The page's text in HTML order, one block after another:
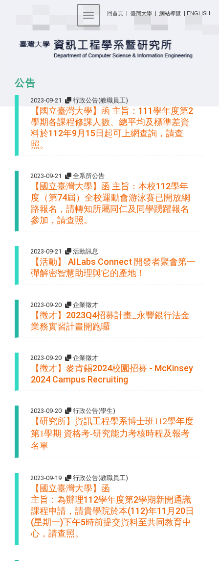
回首頁 | 臺灣大學 | 網站導覽 | ENGLISH
Toggle navigation
公告
2023-09-21 行政公告(教職員工)
【國立臺灣大學】函 主旨：​111學年度第2
學期各課程修課人數、總平均及標準差資
料於112年9月15日起可上網查詢，請查
照。
2023-09-21 全系所公告
【國立臺灣大學】函 主旨：​本校112學年
度（第74屆）全校運動會游泳賽已開放網
路報名，請轉知所屬同仁及同學踴躍報名
參加，請查照。
2023-09-21 活動訊息
【活動】 AILabs Connect 開發者聚會第一
彈解密智慧助理與它的產地！
2023-09-20 企業徵才
【徵才】2023Q4招募計畫_永豐銀行法金
業務實習計畫開跑囉
2023-09-20 企業徵才
【徵才】麥肯錫2024校園招募 - McKinsey
2024 Campus Recruiting
2023-09-20 行政公告(學生)
【研究所】 資訊工程學系博士班112學年度
第1學期 資格考-研究能力考核時程及報考
名單
2023-09-19 行政公告(教職員工)
【國立臺灣大學】函
主旨：為辦理112學年度第2學期新開通識
課程申請，請貴學院於本(112)年11月20日
(星期一)下午5時前提交資料至共同教育中
心，請查照。